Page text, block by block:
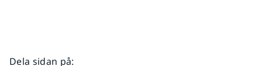
Dela sidan på: